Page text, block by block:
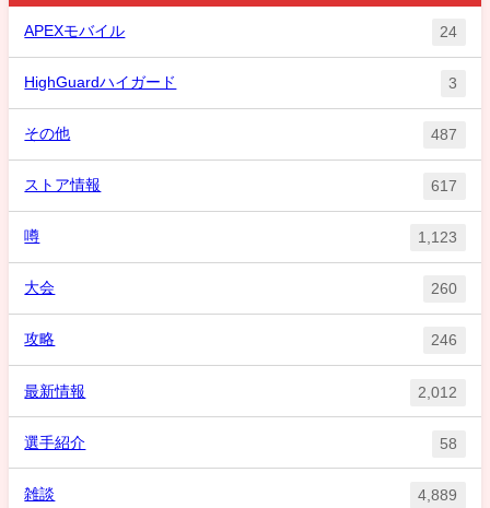
APEXモバイル 24
HighGuardハイガード 3
その他 487
ストア情報 617
噂 1,123
大会 260
攻略 246
最新情報 2,012
選手紹介 58
雑談 4,889